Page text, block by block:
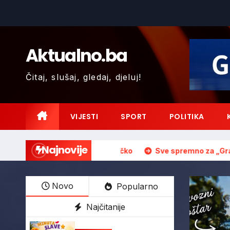
Aktualno.ba
Čitaj, slušaj, gledaj, djeluj!
VIJESTI SPORT POLITIKA
Najnovije
DJECU! – Brčko Sve spremno za „Gradsku regatu na
Novo
Popularno
Najčitanije